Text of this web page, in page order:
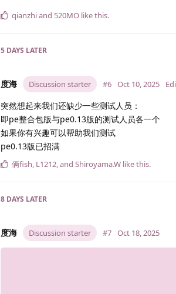
qianzhiand 520MO like this.
5 DAYS LATER
度海 Discussion starter #6 Oct 10, 2025
突然想起来我们还缺少一些测试人员：
即pe整合包版与pe0.13版的测试人员各一个
如果你有兴趣可以帮助我们测试
pe0.13版已招满
俩fish, L1212, and Shiroyama.​W like this.
8 DAYS LATER
度海 Discussion starter #7 Oct 18, 2025